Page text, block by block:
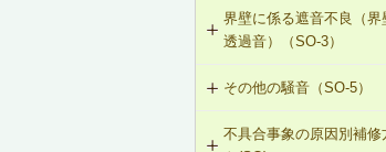
R-1-204 トラスの接点の
ス方式）
R-1-205 たる木つなぎの位
SO-2-501 軽量床衝撃音に
音性能のあるフローリング
地材等を含む）への交換
界壁に係る遮音不良（界
透過音）（SO-3）
SO-3-501 界壁へのせっこ
の増し張り
その他の騒音（SO-5）
SO-5-501 外壁内透湿防水
不具合事象の原因別補修